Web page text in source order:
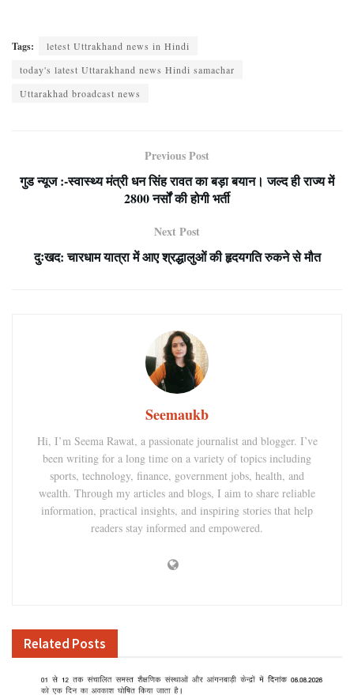
Tags:
letest Uttrakhand news in Hindi
today's latest Uttarakhand news Hindi samachar
Uttarakhad broadcast news
Previous Post
गुड न्यूज :-स्वास्थ्य मंत्री धन सिंह रावत का बड़ा बयान। जल्द ही राज्य में
2800 नर्सों की होगी भर्ती
Next Post
दुःखद: चारधाम यात्रा में आए श्रद्धालुओं की हृदयगति रुकने से मौत
Seemaukb
Hi, I’m Seema Rawat, a passionate journalist and blogger. I’ve
been writing for a long time on a variety of topics including
sports, technology, finance, government jobs, health, and
wealth. Through my articles and blogs, I aim to share reliable
information, practical insights, and inspiring stories that help
readers stay informed and empowered.
Related Posts